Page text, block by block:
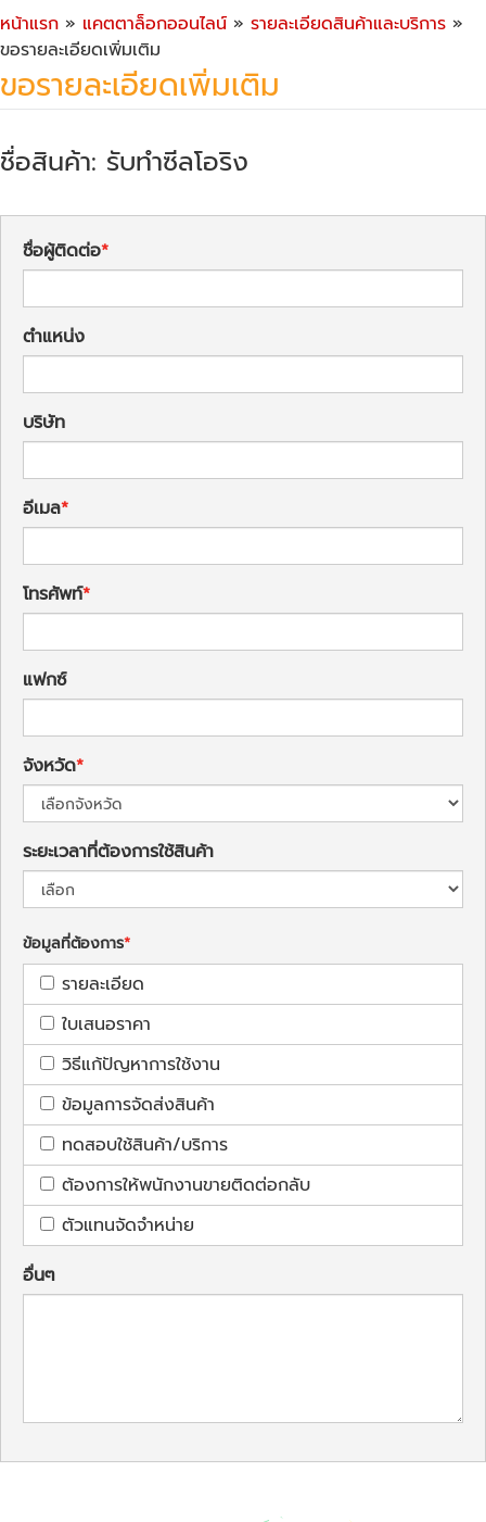
หน้าแรก » แคตตาล็อกออนไลน์ » รายละเอียดสินค้าและบริการ »
ขอรายละเอียดเพิ่มเติม
ขอรายละเอียดเพิ่มเติม
ชื่อสินค้า: รับทำซีลโอริง
ชื่อผู้ติดต่อ
ตำแหน่ง
บริษัท
อีเมล
โทรศัพท์
แฟกซ์
จังหวัด
ระยะเวลาที่ต้องการใช้สินค้า
ข้อมูลที่ต้องการ
รายละเอียด
ใบเสนอราคา
วิธีแก้ปัญหาการใช้งาน
ข้อมูลการจัดส่งสินค้า
ทดสอบใช้สินค้า/บริการ
ต้องการให้พนักงานขายติดต่อกลับ
ตัวแทนจัดจำหน่าย
อื่นๆ